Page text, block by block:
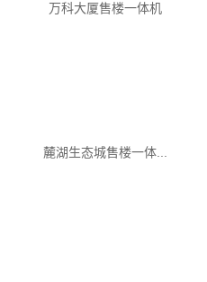
万科大厦售楼一体机
麓湖生态城售楼一体...